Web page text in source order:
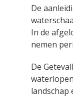
De
In de
nemen
De